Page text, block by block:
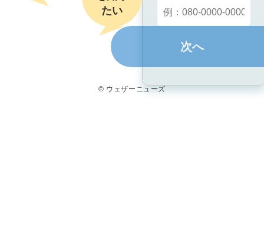
たい
次へ
© ウェザーニューズ